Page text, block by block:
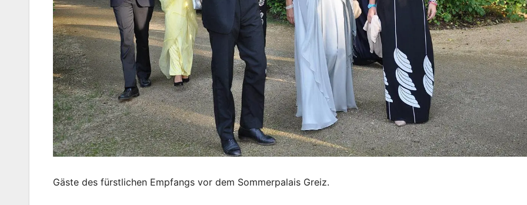
Gäste des fürstlichen Empfangs vor dem Sommerpalais Greiz.